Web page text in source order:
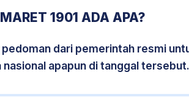
1901 ADA APA?
dari pemerintah resmi
apapun di tanggal tersebut.